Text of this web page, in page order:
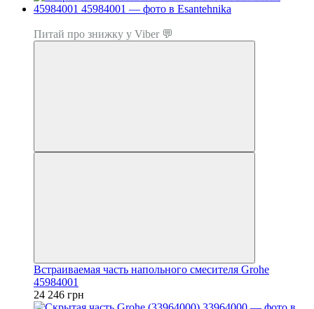
Питай про знижку у Viber 💬
Встраиваемая часть напольного смесителя Grohe
45984001
24 246 грн